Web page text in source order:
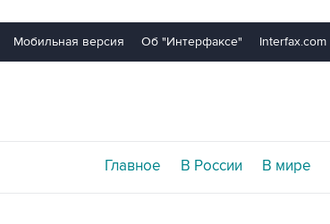
Мобильная версия Об "Интерфаксе" Interfax.com
Главное В России В мире